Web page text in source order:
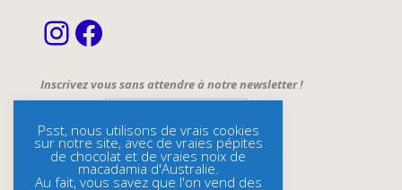
Instagram
Facebook
Inscrivez vous sans attendre à notre newsletter !
Name
Psst, nous utilisons de vrais cookies
sur notre site, avec de vraies pépites
de chocolat et de vraies noix de
macadamia d'Australie.
Au fait, vous savez que l'on vend des